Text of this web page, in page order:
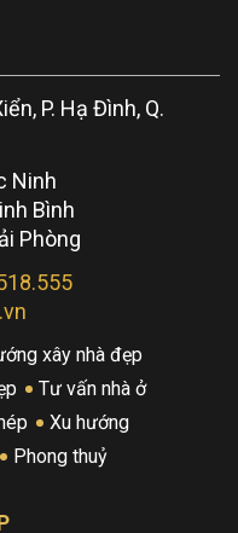
P. Hạ Đình, Q.
Ninh
Bình
Phòng
xây nhà đẹp
Tư vấn nhà ở
Xu hướng
Phong thuỷ